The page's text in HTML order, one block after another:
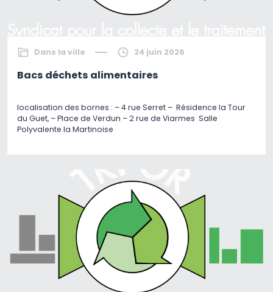
Dans la ville 24 juin 2026
Bacs déchets alimentaires
localisation des bornes : – 4 rue Serret – Résidence la Tour
du Guet, – Place de Verdun – 2 rue de Viarmes Salle
Polyvalente la Martinoise